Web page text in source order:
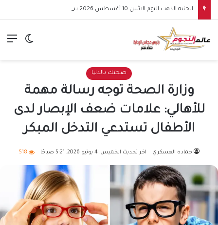
الجنيه الذهب اليوم الاثنين 10 أغسطس 2026 يسجل 48920 جنيهًا
الوضع
صحتك بالدنيا
وزارة الصحة توجه رسالة مهمة
للأهالي: علامات ضعف الإبصار لدى
الأطفال تستدعي التدخل المبكر
حماده العسكري اخر تحديث الخميس, 4 يونيو 2026, 5:21 صباحًا 518